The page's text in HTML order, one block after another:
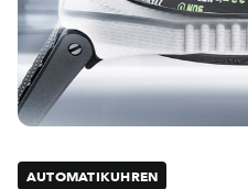
AUTOMATIKUHREN